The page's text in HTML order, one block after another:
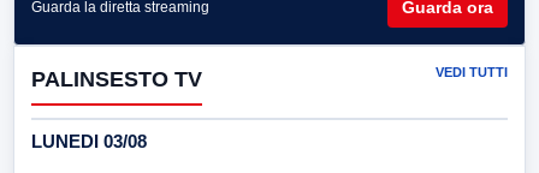
Guarda la diretta streaming Guarda ora
PALINSESTO TV VEDI TUTTI
LUNEDI 03/08